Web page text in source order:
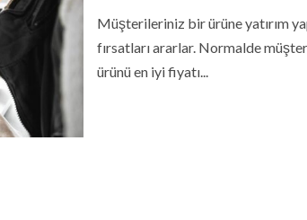
Müşterileriniz bir ürüne yatırım
fırsatları ararlar. Normalde
ürünü en iyi fiyatı...